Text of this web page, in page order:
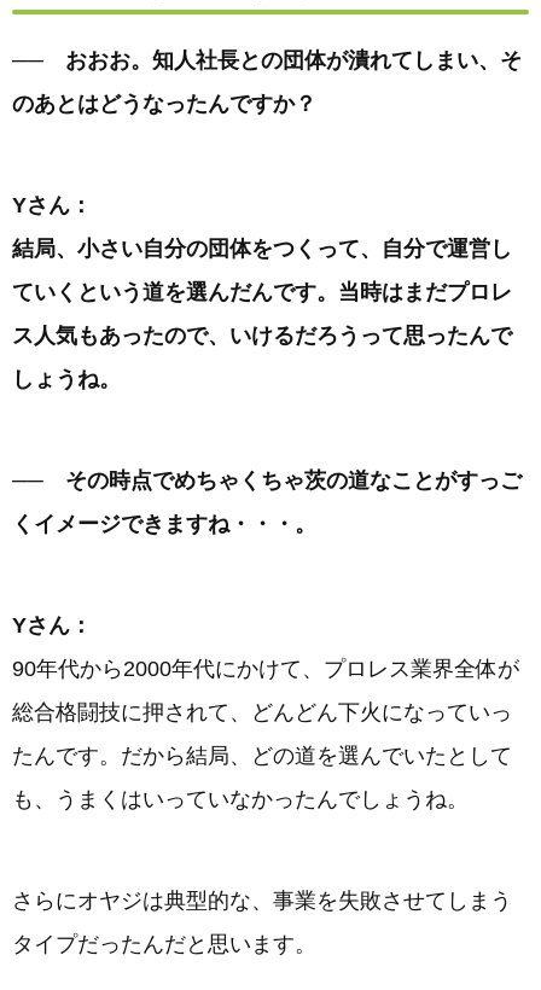
── おおお。知人社長との団体が潰れてしまい、そ
のあとはどうなったんですか？
Yさん：
結局、小さい自分の団体をつくって、自分で運営し
ていくという道を選んだんです。当時はまだプロレ
ス人気もあったので、いけるだろうって思ったんで
しょうね。
── その時点でめちゃくちゃ茨の道なことがすっご
くイメージできますね・・・。
Yさん：
90年代から2000年代にかけて、プロレス業界全体が
総合格闘技に押されて、どんどん下火になっていっ
たんです。だから結局、どの道を選んでいたとして
も、うまくはいっていなかったんでしょうね。
さらにオヤジは典型的な、事業を失敗させてしまう
タイプだったんだと思います。